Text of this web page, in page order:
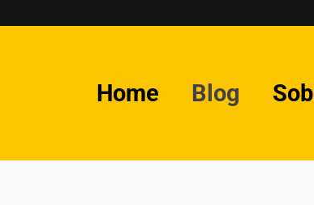
Home Blog